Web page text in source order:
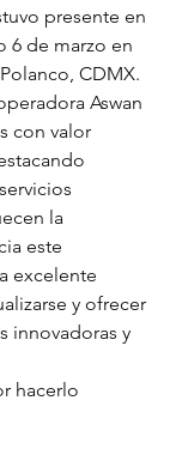
presente en
6 de marzo en
CDMX.
Aswan
con valor
la
este
excelente
y ofrecer
innovadoras y
hacerlo